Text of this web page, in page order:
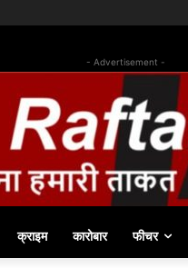
- Advertisement -
क्राइम कारोबार फीचर